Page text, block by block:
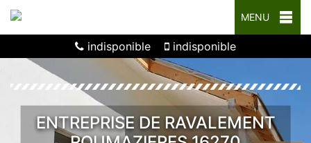
MENU
indisponible indisponible
ENTREPRISE DE RAVALEMENT